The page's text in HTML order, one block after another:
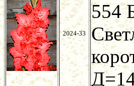
2024-33
554